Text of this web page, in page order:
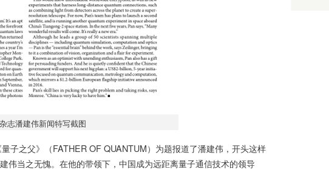
志潘建伟新闻特写截图
子之父》（FATHER OF QUANTUM）为题报道了潘建伟，开头这样
伟当之无愧。在他的带领下，中国成为远距离量子通信技术的领导